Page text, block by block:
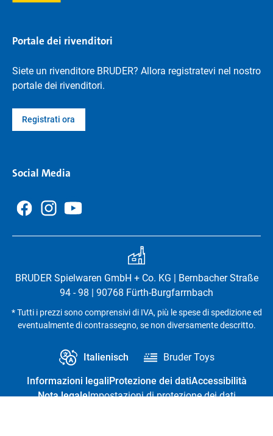
Portale dei rivenditori
Siete un rivenditore BRUDER? Allora registratevi nel nostro
portale dei rivenditori.
Registrati ora
Social Media
BRUDER Spielwaren GmbH + Co. KG | Bernbacher Straße
94 - 98 | 90768 Fürth-Burgfarrnbach
* Tutti i prezzi sono comprensivi di IVA, più le spese di spedizione ed
eventualmente di contrassegno, se non diversamente descritto.
Italienisch Bruder Toys
Informazioni legaliProtezione dei datiAccessibilità
Nota legaleImpostazioni di protezione dei dati